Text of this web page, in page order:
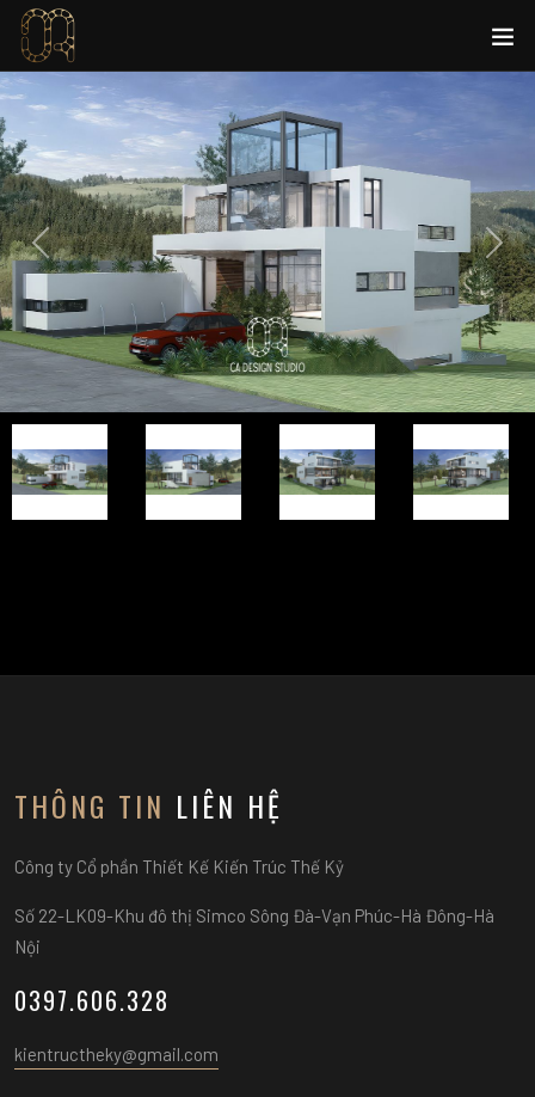
Previous Next
THÔNG TIN LIÊN HỆ
Công ty Cổ phần Thiết Kế Kiến Trúc Thế Kỷ
Số 22-LK09-Khu đô thị Simco Sông Đà-Vạn Phúc-Hà Đông-Hà
Nội
0397.606.328
kientructheky@gmail.com